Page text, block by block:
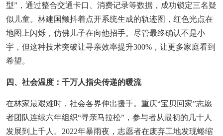
型”，通过整合交通卡口、消费记录等数据，成功锁定三名疑
似儿童。林建国颤抖着点开系统生成的轨迹图，红色光点在
地图上闪烁，仿佛儿子在向他招手。尽管最终确认不是小
宇，但这种技术突破让寻亲效率提升300%，让更多家庭看到
希望。
四、社会温度：千万人指尖传递的暖流
在林家最艰难时，社会各界伸出援手。重庆“宝贝回家”志愿
者团队连续六年组织“寻亲马拉松”，参与者从最初的几十人
发展到上千人。2022年暴雨夜，志愿者在废弃工地发现蜷缩